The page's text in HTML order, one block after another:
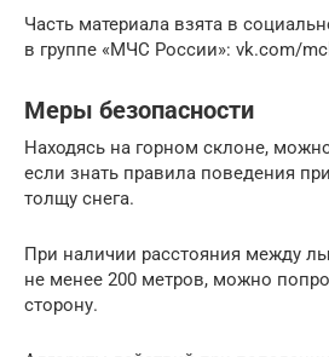
Часть материала взята в
в группе «МЧС России»: vk.com/
Меры безопасности
Находясь на горном склоне,
если знать правила поведения
толщу снега.
При наличии расстояния между
не менее 200 метров, можно
сторону.